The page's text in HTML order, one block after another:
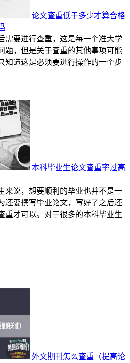
论文查重低于多少才算合格
需要进行查重，这是每一个准大学
题，但是关于查重的其他事项可能
知道这是必须要进行操作的一个步
本科毕业生论文查重率过高
来说，想要顺利的毕业也并不是一
还要撰写毕业论文，写好了之后还
重才可以。对于很多的本科毕业生
外文期刊怎么查重（提高论